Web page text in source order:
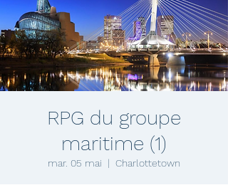
RPG du groupe
maritime (1)
mar. 05 mai
  |
Charlottetown